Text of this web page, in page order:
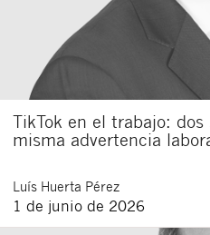
TikTok en el trabajo:
misma advertencia
Luís Huerta Pérez
1 de junio de 2026